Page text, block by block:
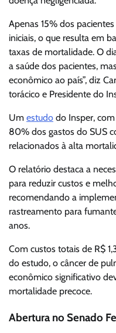
Apenas 15% dos
iniciais, o que resulta em
taxas de mortalidade. O
a saúde dos pacientes,
econômico ao país”, diz
torácico e Presidente do
Um estudo do Insper,
80% dos gastos do SUS
relacionados à alta
O relatório destaca a
para reduzir custos e
recomendando a
rastreamento para
anos.
Com custos totais de R$
do estudo, o câncer de
econômico significativo
mortalidade precoce.
Abertura no Senado